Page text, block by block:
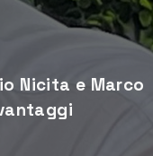
Nicita e Marco